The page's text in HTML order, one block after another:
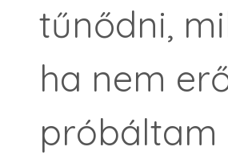
tűnődni,
ha nem
próbáltam